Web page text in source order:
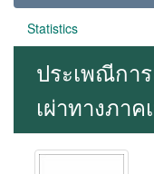
Statistics
ประเพณีกา
เผ่าทางภา